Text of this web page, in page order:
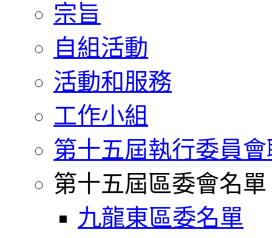
宗旨
自組活動
活動和服務
工作小組
第十五屆執行委員
第十五屆區委會名單
九龍東區委名單